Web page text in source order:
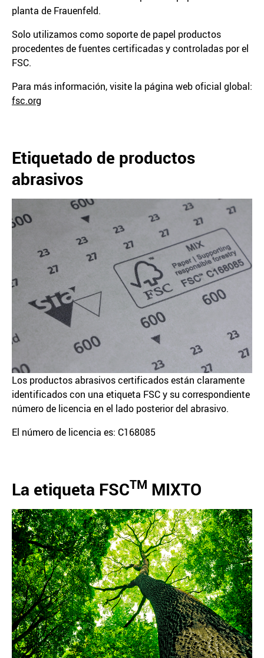
planta de Frauenfeld.
Solo utilizamos como soporte de papel productos
procedentes de fuentes certificadas y controladas por el
FSC.
Para más información, visite la página web oficial global:
fsc.org
Etiquetado de productos
abrasivos
Los productos abrasivos certificados están claramente
identificados con una etiqueta FSC y su correspondiente
número de licencia en el lado posterior del abrasivo.
El número de licencia es: C168085
La etiqueta FSCTM MIXTO